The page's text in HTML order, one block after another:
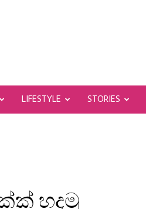
LIFESTYLE STORIES
හදමු